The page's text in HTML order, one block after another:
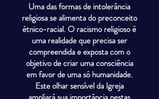
Uma das formas de intolerância
religiosa se alimenta do preconceito
étnico-racial. O racismo religioso é
uma realidade que precisa ser
compreendida e exposta com o
objetivo de criar uma consciência
em favor de uma só humanidade.
Este olhar sensível da Igreja